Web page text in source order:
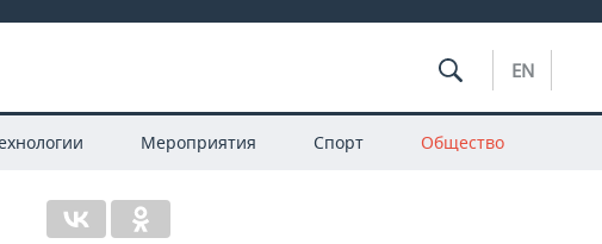
EN
Мероприятия Спорт Общество